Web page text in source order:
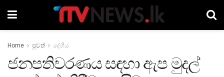
Home පුවත් දේශීය
ජනපතිවරණය සඳහා ඇප මුදල්